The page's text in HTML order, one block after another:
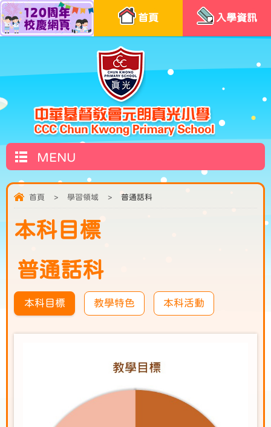
首頁 入學資訊
MENU
首頁 > 學習領域 > 普通話科
本科目標
普通話科
本科目標 教學特色 本科活動